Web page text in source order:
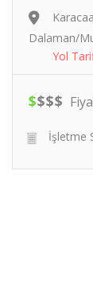
Dalaman/
Yol
$$$$
İşletme